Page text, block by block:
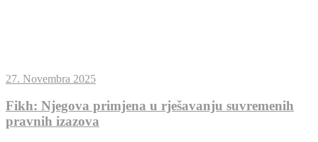
27. Novembra 2025
Fikh: Njegova primjena u rješavanju suvremenih
pravnih izazova